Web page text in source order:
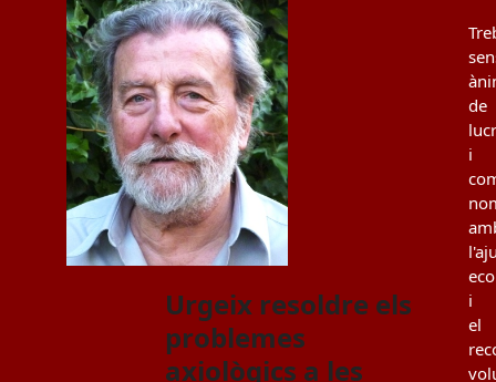
Urgeix resoldre els
problemes
axiològics a les
de
i
i
el